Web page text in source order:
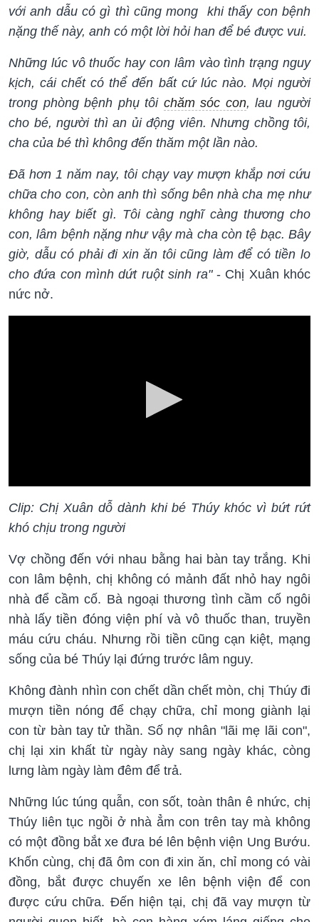
với anh dẫu có gì thì cũng mong khi thấy con bệnh
nặng thế này, anh có một lời hỏi han để bé được vui.
Những lúc vô thuốc hay con lâm vào tình trạng nguy
kịch, cái chết có thể đến bất cứ lúc nào. Mọi người
trong phòng bệnh phụ tôi chăm sóc con, lau người
cho bé, người thì an ủi động viên. Nhưng chồng tôi,
cha của bé thì không đến thăm một lần nào.
Đã hơn 1 năm nay, tôi chạy vay mượn khắp nơi cứu
chữa cho con, còn anh thì sống bên nhà cha mẹ như
không hay biết gì. Tôi càng nghĩ càng thương cho
con, lâm bệnh nặng như vậy mà cha còn tệ bạc. Bây
giờ, dẫu có phải đi xin ăn tôi cũng làm để có tiền lo
cho đứa con mình dứt ruột sinh ra"- Chị Xuân khóc
nức nở.
Clip: Chị Xuân dỗ dành khi bé Thúy khóc vì bứt rứt
khó chịu trong người
Vợ chồng đến với nhau bằng hai bàn tay trắng. Khi
con lâm bệnh, chị không có mảnh đất nhỏ hay ngôi
nhà để cầm cố. Bà ngoại thương tình cầm cố ngôi
nhà lấy tiền đóng viện phí và vô thuốc than, truyền
máu cứu cháu. Nhưng rồi tiền cũng cạn kiệt, mạng
sống của bé Thúy lại đứng trước lâm nguy.
Không đành nhìn con chết dần chết mòn, chị Thúy đi
mượn tiền nóng để chạy chữa, chỉ mong giành lại
con từ bàn tay tử thần. Số nợ nhân "lãi mẹ lãi con",
chị lại xin khất từ ngày này sang ngày khác, còng
lưng làm ngày làm đêm để trả.
Những lúc túng quẫn, con sốt, toàn thân ê nhức, chị
Thúy liên tục ngồi ở nhà ẳm con trên tay mà không
có một đồng bắt xe đưa bé lên bệnh viện Ung Bướu.
Khốn cùng, chị đã ôm con đi xin ăn, chỉ mong có vài
đồng, bắt được chuyến xe lên bệnh viện để con
được cứu chữa. Đến hiện tại, chị đã vay mượn từ